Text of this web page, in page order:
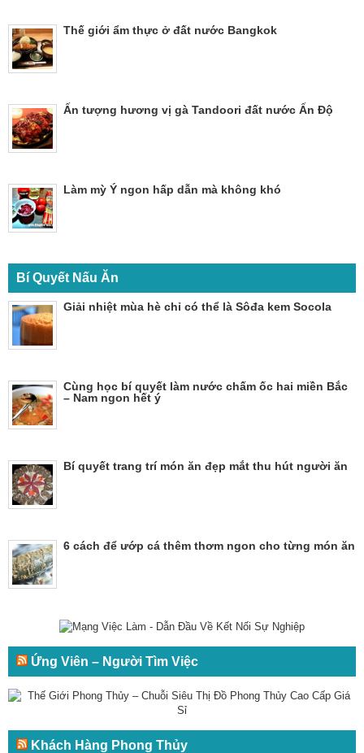
Thế giới ẩm thực ở đất nước Bangkok
Ấn tượng hương vị gà Tandoori đất nước Ấn Độ
Làm mỳ Ý ngon hấp dẫn mà không khó
Bí Quyết Nấu Ăn
Giải nhiệt mùa hè chỉ có thể là Sôđa kem Socola
Cùng học bí quyết làm nước chấm ốc hai miền Bắc
– Nam ngon hết ý
Bí quyết trang trí món ăn đẹp mắt thu hút người ăn
6 cách để ướp cá thêm thơm ngon cho từng món ăn
Ứng Viên – Người Tìm Việc
Khách Hàng Phong Thủy